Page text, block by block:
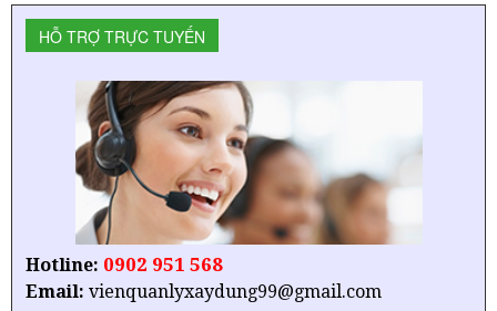
HỖ TRỢ TRỰC TUYẾN
Hotline: 0902 951 568
Email: vienquanlyxaydung99@gmail.com